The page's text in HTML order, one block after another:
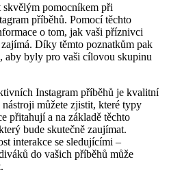
pomocníkem při
příběhů. Pomocí těchto
o tom, jak vaši příznivci
Díky těmto poznatkům pak
aby byly pro vaši cílovou skupinu
Instagram příběhů je kvalitní
můžete zjistit, které typy
přitahují a na základě těchto
bude skutečně zaujímat.
interakce se sledujícími –
do vašich příběhů může